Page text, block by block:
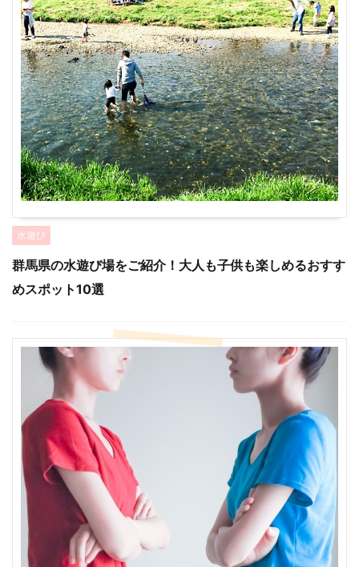
水遊び
群馬県の水遊び場をご紹介！大人も子供も楽しめるおすす
めスポット10選